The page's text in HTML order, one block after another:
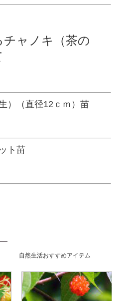
ャノキ（茶の
）（直径12ｃｍ）苗
ト苗
自然生活おすすめアイテム